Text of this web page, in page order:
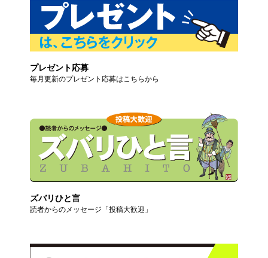
プレゼント応募
毎月更新のプレゼント応募はこちらから
ズバリひと言
読者からのメッセージ「投稿大歓迎」